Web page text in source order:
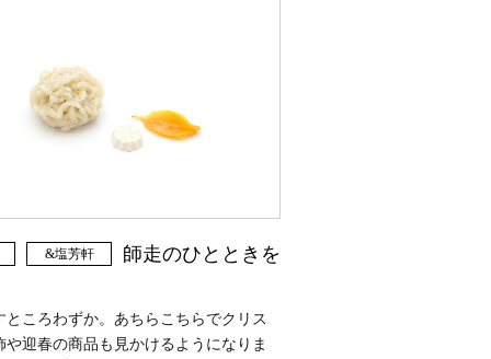
&塩芳軒 師走のひとときを
ところわずか。あちらこちらでクリス
や迎春の商品も見かけるようになりま